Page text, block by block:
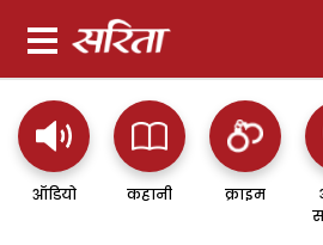
ऑडियो कहानी क्राइम